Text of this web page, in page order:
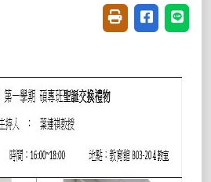
友善列印(開新視
分享至臉書
分享